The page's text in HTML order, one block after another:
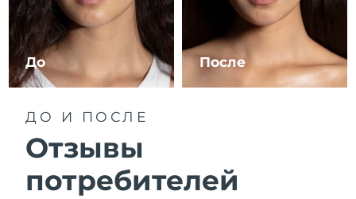
До После
ДО И ПОСЛЕ
Отзывы
потребителей
Польша
Ожидаемая дата доставки
30/1/2026
Португалия
Ожидаемая дата доставки
29/1/2026
Пуэрто-Рико
Катар
Ожидаемая дата доставки